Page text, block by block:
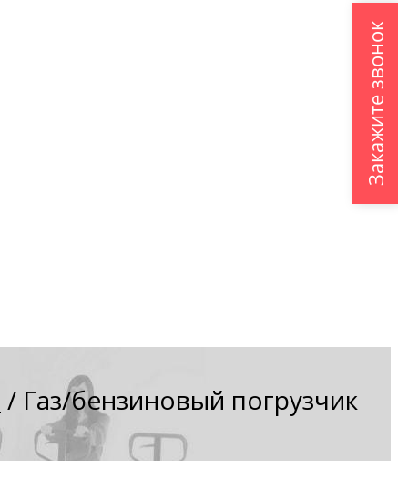
/ Газ/бензиновый погрузчик
Закажите звонок